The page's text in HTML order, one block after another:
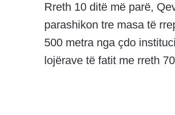
Rreth 10 ditë më parë,
parashikon tre masa të
500 metra nga çdo
lojërave të fatit me rreth